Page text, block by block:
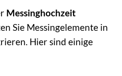
Messinghochzeit
Sie Messingelemente in
Hier sind einige